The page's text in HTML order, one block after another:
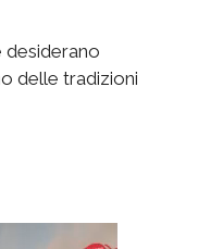
desiderano
delle tradizioni